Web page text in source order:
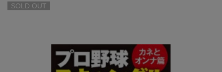
SOLD OUT